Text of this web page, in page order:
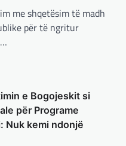
me shqetësim të madh
për të ngritur
e Bogojeskit si
për Programe
Nuk kemi ndonjë
e shtetit
,MË TË FUNDIT,MISTER